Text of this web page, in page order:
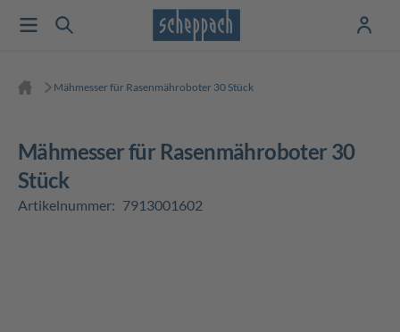
Mähmesser für Rasenmähroboter 30 Stück
Mähmesser für Rasenmähroboter 30
Stück
Artikelnummer: 7913001602